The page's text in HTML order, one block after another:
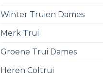
Winter Truien Dames
Merk Trui
Groene Trui Dames
Heren Coltrui